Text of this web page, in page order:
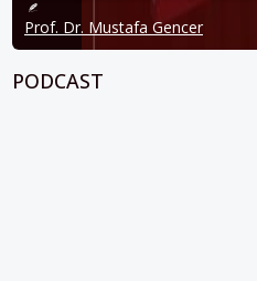
Prof. Dr. Mustafa Gencer
PODCAST